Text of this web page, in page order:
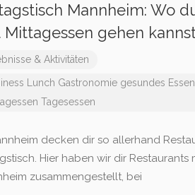
Mannheim: Wo
gehen
& Aktivitäten
Lunch Gastronomie gesundes Essen
Tagesessen
decken dir so allerhand
Hier haben wir dir Restaurants
zusammengestellt, bei